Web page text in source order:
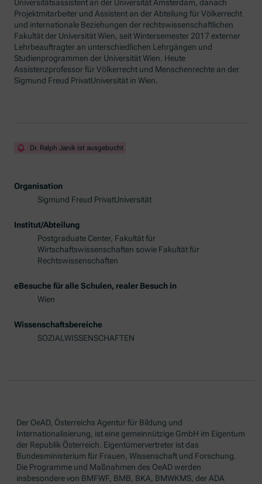
Universitätsassistent an der Universität Amsterdam, danach
Projektmitarbeiter und Assistent an der Abteilung für Völkerrecht
und internationale Beziehungen der rechtswissenschaftlichen
Fakultät der Universität Wien, seit Wintersemester 2017 externer
Lehrbeauftragter an unterschiedlichen Lehrgängen und
Studienprogrammen der Universität Wien. Heute
Assistenzprofessor für Völkerrecht und Menschenrechte an der
Sigmund Freud PrivatUniversität in Wien.
Dr. Ralph Janik ist ausgebucht
Organisation
Sigmund Freud PrivatUniversität
Institut/Abteilung
Postgraduate Center, Fakultät für
Wirtschaftswissenschaften sowie Fakultät für
Rechtswissenschaften
eBesuche für alle Schulen, realer Besuch in
Wien
Wissenschaftsbereiche
SOZIALWISSENSCHAFTEN
Der OeAD, Österreichs Agentur für Bildung und
Internationalisierung, ist eine gemeinnützige GmbH im Eigentum
der Republik Österreich. Eigentümervertreter ist das
Bundesministerium für Frauen, Wissenschaft und Forschung.
Die Programme und Maßnahmen des OeAD werden
insbesondere von BMFWF, BMB, BKA, BMWKMS, der ADA